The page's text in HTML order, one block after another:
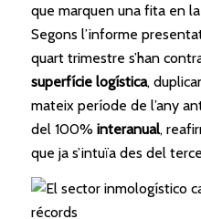
que marquen una fita en
Segons l’informe
quart trimestre s’han
superfície logística,
mateix període de l’any
del 100% interanual,
que ja s’intuïa des del